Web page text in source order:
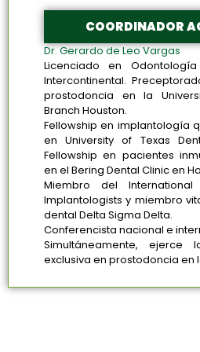
COORDINADOR
Dr. Gerardo de Leo Vargas
Licenciado en
Intercontinental.
prostodoncia en la
Branch Houston.
Fellowship en implantología
en University of Texas
Fellowship en pacientes
en el Bering Dental Clinic en
Miembro del
Implantologists y miembro
dental Delta Sigma Delta.
Conferencista nacional e
Simultáneamente, ejerce
exclusiva en prostodoncia en